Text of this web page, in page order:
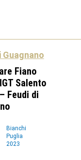
Guagnano
Fiano
Salento
Feudi di
Bianchi
Puglia
2023